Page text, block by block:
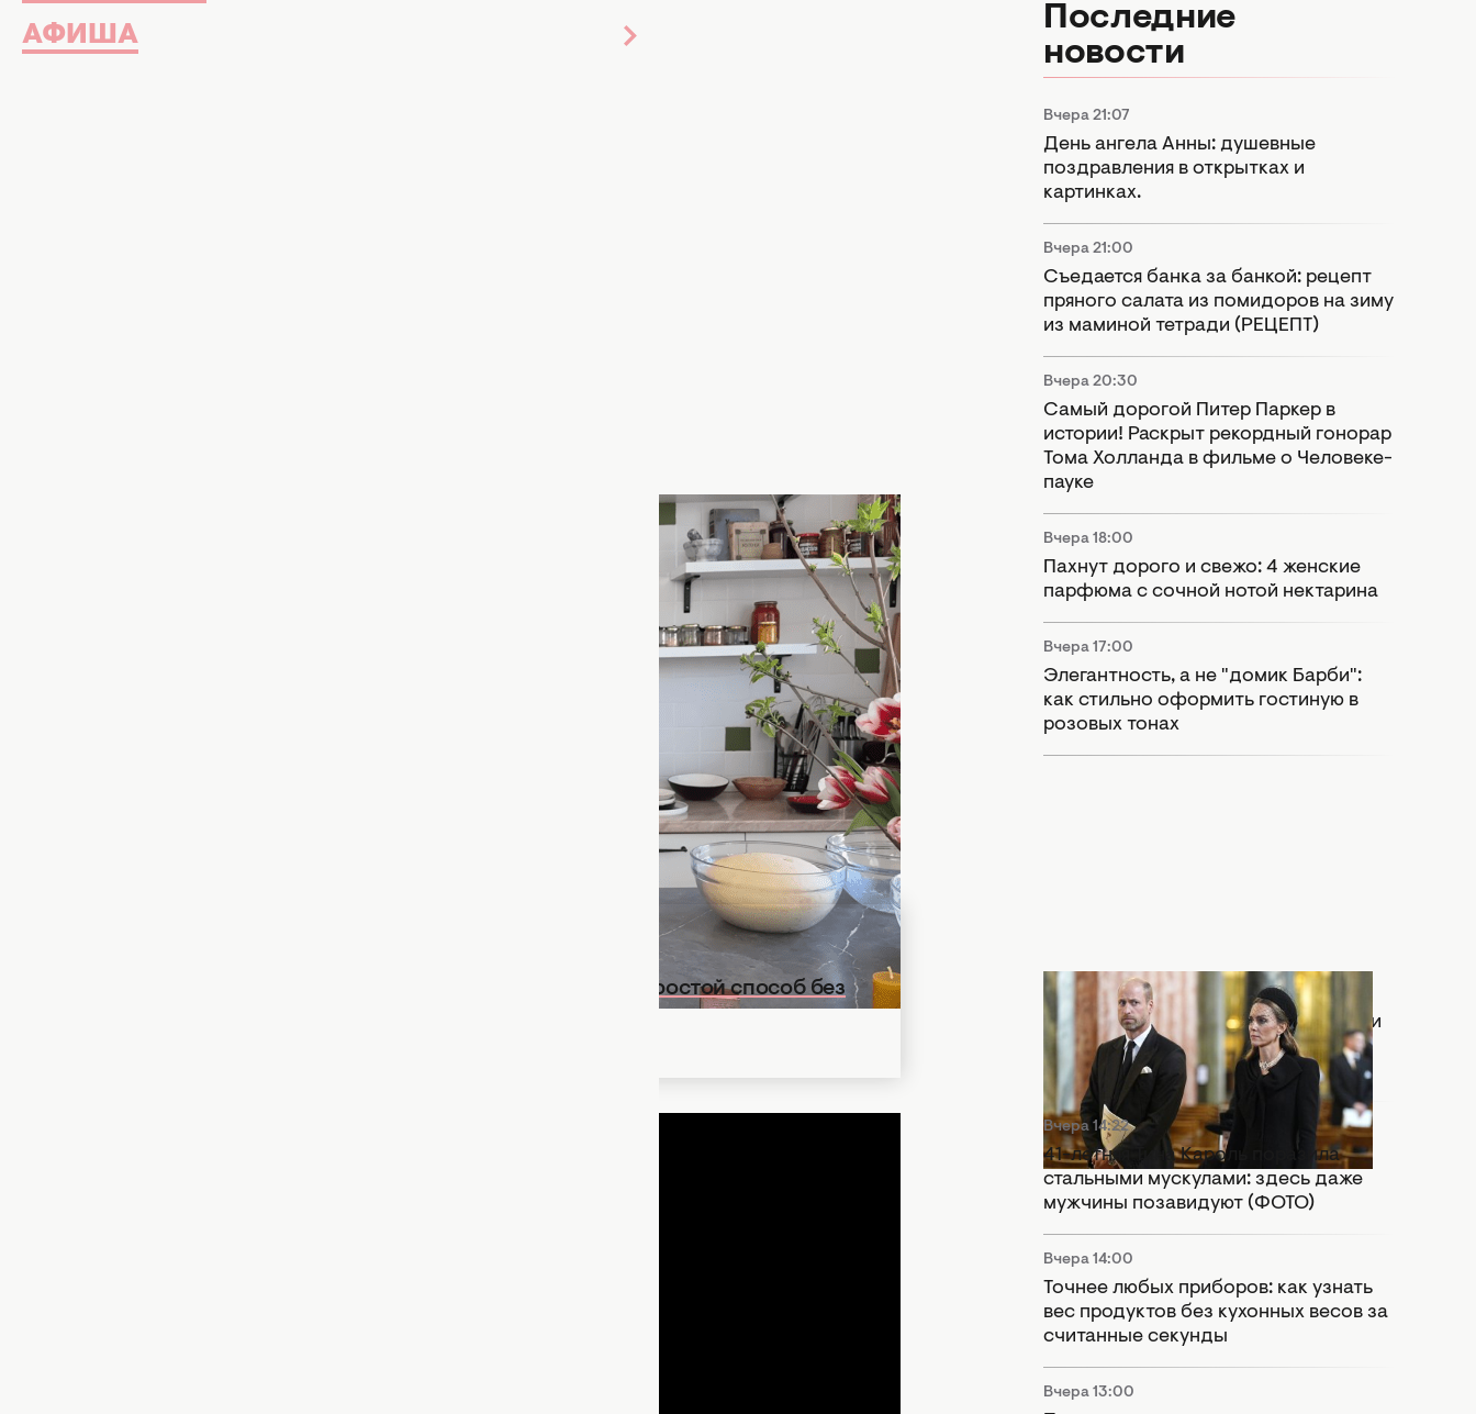
АФИША
Есть немало моментов, где можно ошибиться. Фото: скриншот с видео
Повар разобрал распространенные недостатки в приготовлении
Выпекание пасок – это целый ритуал, в котором очень много переменных.
и уделяют ему большое внимание. Вместе с тем
Паски могут падать, не подниматься, не пропекаться и т.д. Повар и
ресторатор Евгений Клопотенко в своем видео разобрал
распространенные ошибки, которые допускают кулинары.
Как получить нежно-розовые яйца на Пасху: простой способ без
Последние
новости
Вчера 21:07
День ангела Анны: душевные
поздравления в открытках и
картинках.
Вчера 21:00
Съедается банка за банкой: рецепт
пряного салата из помидоров на зиму
из маминой тетради (РЕЦЕПТ)
Вчера 20:30
Самый дорогой Питер Паркер в
истории! Раскрыт рекордный гонорар
Тома Холланда в фильме о Человеке-
пауке
Вчера 18:00
Пахнут дорого и свежо: 4 женские
парфюма с сочной нотой нектарина
Вчера 17:00
Элегантность, а не "домик Барби":
как стильно оформить гостиную в
розовых тонах
Вчера 15:55
Раскол в монархии: Кейт Миддлтон и
принц Уильям попали в громкий
скандал
Вчера 14:22
41-летняя Тина Кароль поразила
стальными мускулами: здесь даже
мужчины позавидуют (ФОТО)
Вчера 14:00
Точнее любых приборов: как узнать
вес продуктов без кухонных весов за
считанные секунды
Вчера 13:00